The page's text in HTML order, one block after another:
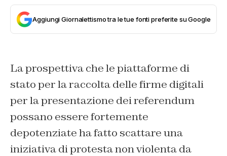
Aggiungi Giornalettismo tra le tue fonti preferite su Google
La prospettiva che le piattaforme di
stato per la raccolta delle firme digitali
per la presentazione dei referendum
possano essere fortemente
depotenziate ha fatto scattare una
iniziativa di protesta non violenta da